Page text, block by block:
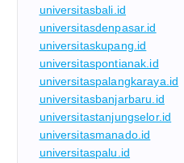
universitasbali.id
universitasdenpasar.id
universitaskupang.id
universitaspontianak.id
universitaspalangkaraya.id
universitasbanjarbaru.id
universitastanjungselor.id
universitasmanado.id
universitaspalu.id